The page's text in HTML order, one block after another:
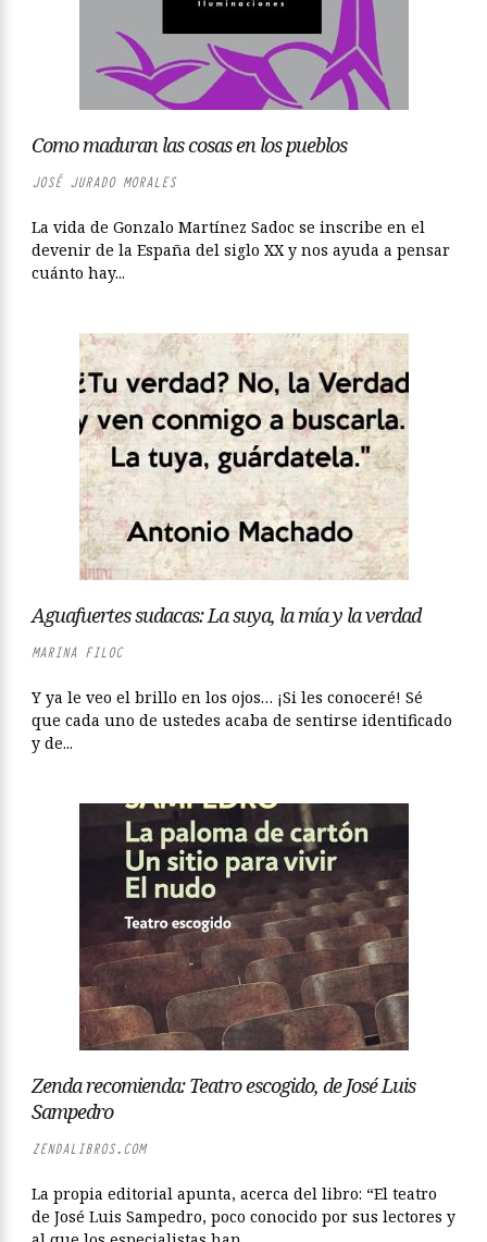
Como maduran las cosas en los pueblos
JOSÉ JURADO MORALES
La vida de Gonzalo Martínez Sadoc se inscribe en el
devenir de la España del siglo XX y nos ayuda a pensar
cuánto hay...
Aguafuertes sudacas: La suya, la mía y la verdad
MARINA FILOC
Y ya le veo el brillo en los ojos… ¡Si les conoceré! Sé
que cada uno de ustedes acaba de sentirse identificado
y de...
Zenda recomienda: Teatro escogido, de José Luis
Sampedro
ZENDALIBROS.COM
La propia editorial apunta, acerca del libro: “El teatro
de José Luis Sampedro, poco conocido por sus lectores y